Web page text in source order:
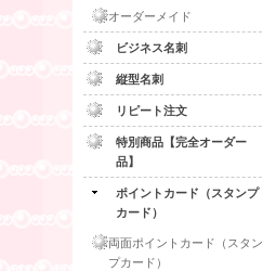
オーダーメイド
ビジネス名刺
縦型名刺
リピート注文
特別商品【完全オーダー
品】
ポイントカード（スタンプ
カード）
両面ポイントカード（スタン
プカード）